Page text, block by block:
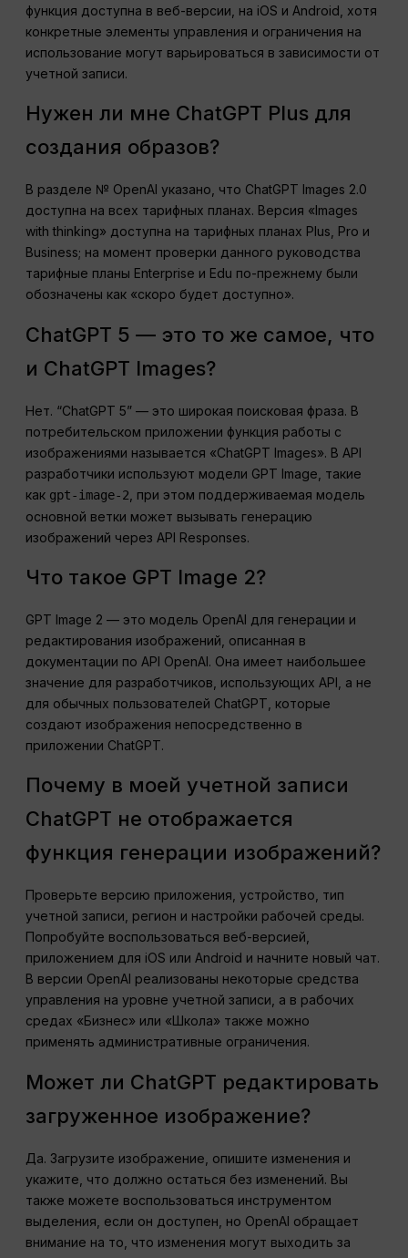
функция доступна в веб-версии, на iOS и Android, хотя
конкретные элементы управления и ограничения на
использование могут варьироваться в зависимости от
учетной записи.
Нужен ли мне ChatGPT Plus для
создания образов?
В разделе № OpenAI указано, что ChatGPT Images 2.0
доступна на всех тарифных планах. Версия «Images
with thinking» доступна на тарифных планах Plus, Pro и
Business; на момент проверки данного руководства
тарифные планы Enterprise и Edu по-прежнему были
обозначены как «скоро будет доступно».
ChatGPT 5 — это то же самое, что
и ChatGPT Images?
Нет. “ChatGPT 5” — это широкая поисковая фраза. В
потребительском приложении функция работы с
изображениями называется «ChatGPT Images». В API
разработчики используют модели GPT Image, такие
как gpt-image-2
, при этом поддерживаемая модель
основной ветки может вызывать генерацию
изображений через API Responses.
Что такое GPT Image 2?
GPT Image 2 — это модель OpenAI для генерации и
редактирования изображений, описанная в
документации по API OpenAI. Она имеет наибольшее
значение для разработчиков, использующих API, а не
для обычных пользователей ChatGPT, которые
создают изображения непосредственно в
приложении ChatGPT.
Почему в моей учетной записи
ChatGPT не отображается
функция генерации изображений?
Проверьте версию приложения, устройство, тип
учетной записи, регион и настройки рабочей среды.
Попробуйте воспользоваться веб-версией,
приложением для iOS или Android и начните новый чат.
В версии OpenAI реализованы некоторые средства
управления на уровне учетной записи, а в рабочих
средах «Бизнес» или «Школа» также можно
применять административные ограничения.
Может ли ChatGPT редактировать
загруженное изображение?
Да. Загрузите изображение, опишите изменения и
укажите, что должно остаться без изменений. Вы
также можете воспользоваться инструментом
выделения, если он доступен, но OpenAI обращает
внимание на то, что изменения могут выходить за